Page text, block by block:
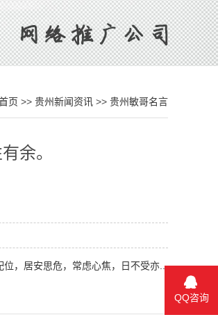
页 >> 贵州新闻资讯 >> 贵州敏哥名言
余。
位，居安思危，常虑心焦，日不受亦...
QQ咨询